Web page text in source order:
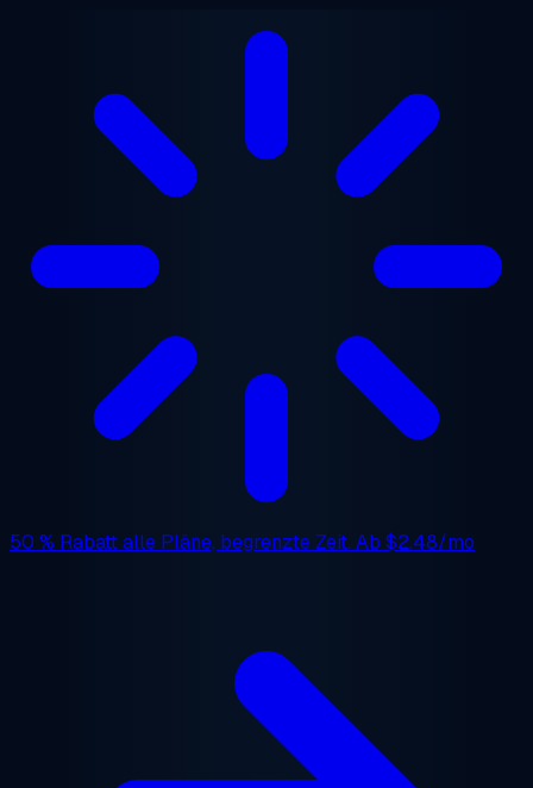
50 % Rabattalle Pläne, begrenzte Zeit. Ab $2.48/mo